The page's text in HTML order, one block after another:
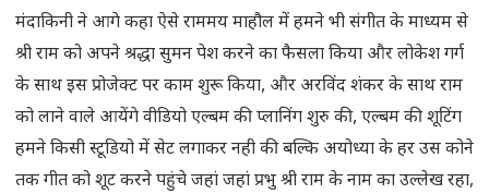
मंदाकिनी ने आगे कहा ऐसे राममय माहौल में हमने भी संगीत के माध्यम से
श्री राम को अपने श्रद्धा सुमन पेश करने का फैसला किया और लोकेश गर्ग
के साथ इस प्रोजेक्ट पर काम शुरू किया, और अरविंद शंकर के साथ राम
को लाने वाले आयेंगे वीडियो एल्बम की प्लानिंग शुरु की, एल्बम की शूटिंग
हमने किसी स्टूडियो में सेट लगाकर नही की बल्कि अयोध्या के हर उस कोने
तक गीत को शूट करने पहुंचे जहां जहां प्रभु श्री राम के नाम का उल्लेख रहा,